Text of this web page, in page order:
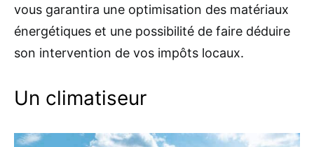
vous garantira une optimisation des matériaux
énergétiques et une possibilité de faire déduire
son intervention de vos impôts locaux.
Un climatiseur